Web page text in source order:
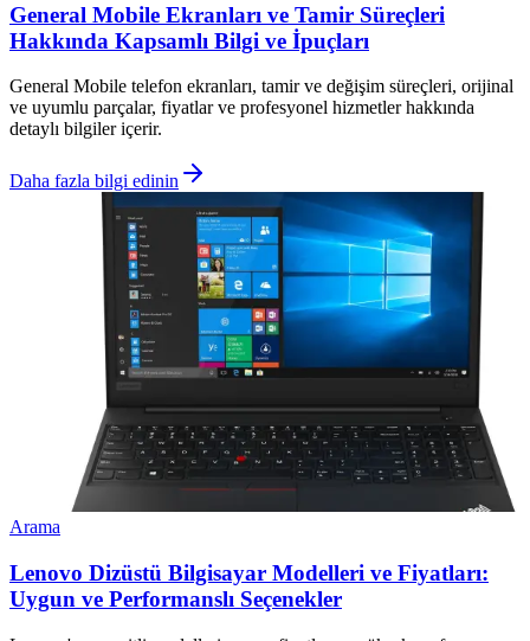
General Mobile Ekranları ve Tamir Süreçleri
Hakkında Kapsamlı Bilgi ve İpuçları
General Mobile telefon ekranları, tamir ve değişim süreçleri, orijinal
ve uyumlu parçalar, fiyatlar ve profesyonel hizmetler hakkında
detaylı bilgiler içerir.
Daha fazla bilgi edinin
Arama
Lenovo Dizüstü Bilgisayar Modelleri ve Fiyatları:
Uygun ve Performanslı Seçenekler